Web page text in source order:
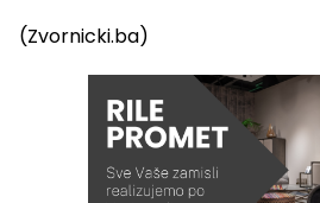
(Zvornicki.ba)